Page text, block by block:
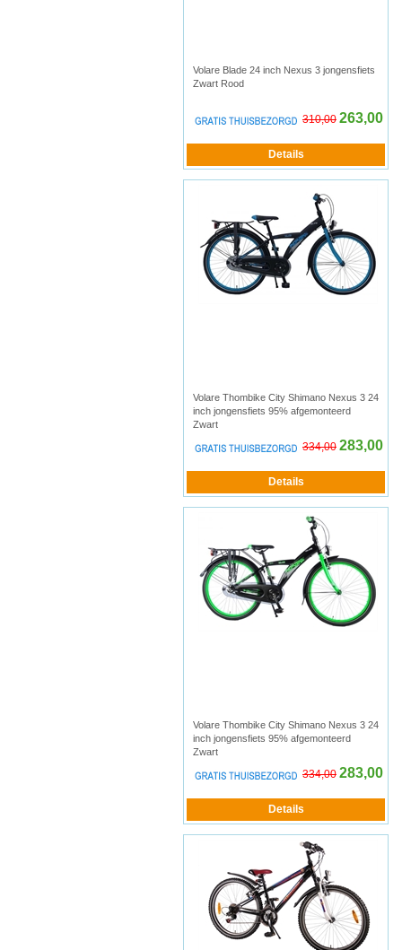
Volare Blade 24 inch Nexus 3 jongensfiets
Zwart Rood
310,00 263,00
Volare Thombike City Shimano Nexus 3 24
inch jongensfiets 95% afgemonteerd
Zwart
334,00 283,00
Volare Thombike City Shimano Nexus 3 24
inch jongensfiets 95% afgemonteerd
Zwart
334,00 283,00